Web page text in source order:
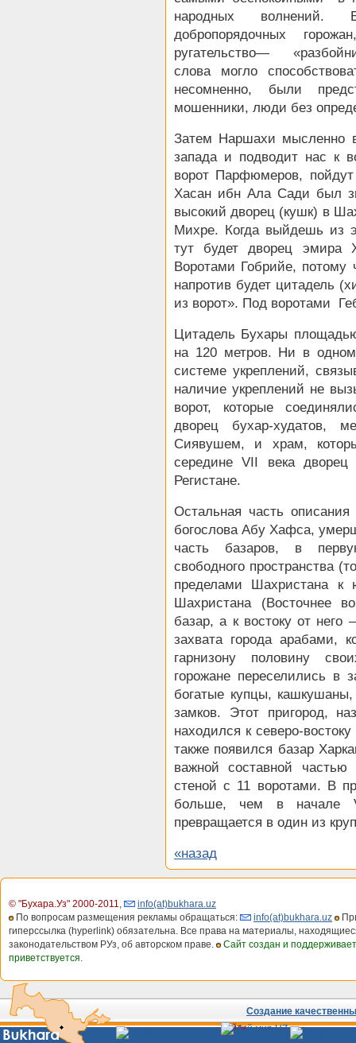
народных волнений.
добропорядочных
ругательство—
слова могло
несомненно, были
мошенники, люди без
Затем Наршахи мысленно
запада и подводит нас к
ворот Парфюмеров,
Хасан ибн Ала Сади был
высокий дворец (кушк) в
Михре. Когда выйдешь из
тут будет дворец эмира
Воротами Гобрийе, потому
напротив будет цитадель
из ворот». Под воротами
Цитадель Бухары
на 120 метров. Ни в одном
системе укреплений,
наличие укреплений не
ворот, которые
дворец бухар-худатов,
Сиявушем, и храм,
середине VII века
Регистане.
Остальная часть
богослова Абу Хафса,
часть базаров, в
свободного пространства
пределами Шахристана к
Шахристана (Восточнее
базар, а к востоку от
захвата города арабами,
гарнизону половину
горожане переселились в
богатые купцы,
замков. Этот пригород,
находился к северо-
также появился базар
важной составной частью
стеной с 11 воротами. В
больше, чем в начале
превращается в один из
«назад
© "Бухара.Уз" 2000-2011,
info(at)bukhara.uz
По вопросам размещения рекламы обращаться:
info(at)bukhara.uz
гиперссылка (hyperlink) обязательна. Все права на материалы,
законодательством РУз, об авторском праве.
Сайт создан и
приветствуется.
Создание
Сайты
Узбекистана